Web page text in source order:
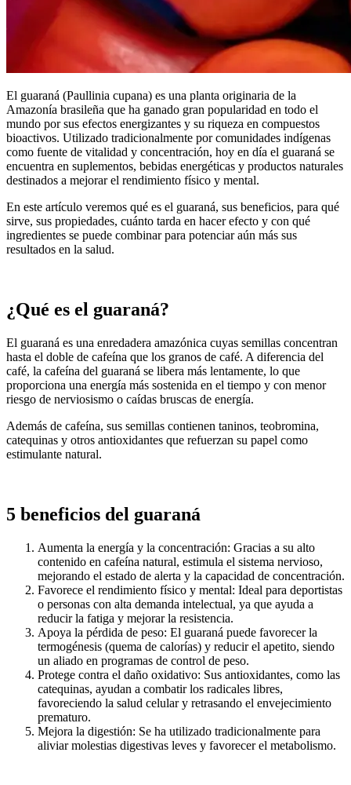
El guaraná (Paullinia cupana) es una planta originaria de la
Amazonía brasileña que ha ganado gran popularidad en todo el
mundo por sus efectos energizantes y su riqueza en compuestos
bioactivos. Utilizado tradicionalmente por comunidades indígenas
como fuente de vitalidad y concentración, hoy en día el guaraná se
encuentra en suplementos, bebidas energéticas y productos naturales
destinados a mejorar el rendimiento físico y mental.
En este artículo veremos qué es el guaraná, sus beneficios, para qué
sirve, sus propiedades, cuánto tarda en hacer efecto y con qué
ingredientes se puede combinar para potenciar aún más sus
resultados en la salud.
¿Qué es el guaraná?
El guaraná es una enredadera amazónica cuyas semillas concentran
hasta el doble de cafeína que los granos de café. A diferencia del
café, la cafeína del guaraná se libera más lentamente, lo que
proporciona una energía más sostenida en el tiempo y con menor
riesgo de nerviosismo o caídas bruscas de energía.
Además de cafeína, sus semillas contienen taninos, teobromina,
catequinas y otros antioxidantes que refuerzan su papel como
estimulante natural.
5 beneficios del guaraná
Aumenta la energía y la concentración: Gracias a su alto
contenido en cafeína natural, estimula el sistema nervioso,
mejorando el estado de alerta y la capacidad de concentración.
Favorece el rendimiento físico y mental: Ideal para deportistas
o personas con alta demanda intelectual, ya que ayuda a
reducir la fatiga y mejorar la resistencia.
Apoya la pérdida de peso: El guaraná puede favorecer la
termogénesis (quema de calorías) y reducir el apetito, siendo
un aliado en programas de control de peso.
Protege contra el daño oxidativo: Sus antioxidantes, como las
catequinas, ayudan a combatir los radicales libres,
favoreciendo la salud celular y retrasando el envejecimiento
prematuro.
Mejora la digestión: Se ha utilizado tradicionalmente para
aliviar molestias digestivas leves y favorecer el metabolismo.